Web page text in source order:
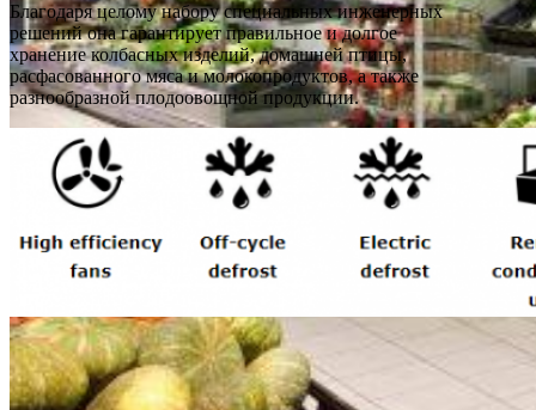
Благодаря целому набору специальных инженерных
решений она гарантирует правильное и долгое
хранение колбасных изделий, домашней птицы,
расфасованного мяса и молокопродуктов, а также
разнообразной плодоовощной продукции.